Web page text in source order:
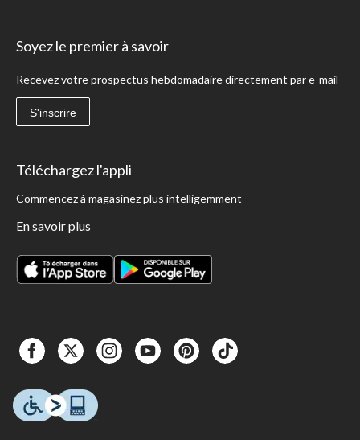
Soyez le premier à savoir
Recevez votre prospectus hebdomadaire directement par e-mail
S'inscrire
Téléchargez l'appli
Commencez à magasinez plus intelligemment
En savoir plus